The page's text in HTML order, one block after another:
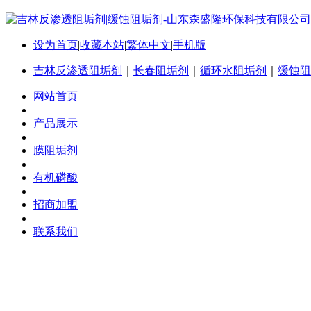
设为首页|收藏本站|繁体中文|手机版
吉林反渗透阻垢剂 长春阻垢剂 循环水阻垢剂 缓蚀
网站首页
产品展示
膜阻垢剂
有机磷酸
招商加盟
联系我们